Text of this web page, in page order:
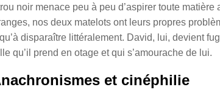
noir menace peu à peu d’aspirer toute
nos deux matelots ont leurs propres
disparaître littéralement. David, lui, devient
qu’il prend en otage et qui s’amourache de lui.
et cinéphilie